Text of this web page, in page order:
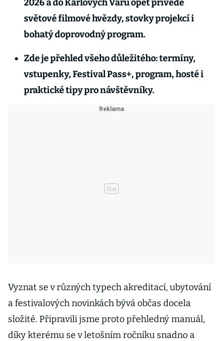
2026 a do Karlových Varů opět přivede
světové filmové hvězdy, stovky projekcí i
bohatý doprovodný program.
Zde je přehled všeho důležitého: termíny,
vstupenky, Festival Pass+, program, hosté i
praktické tipy pro návštěvníky.
Vyznat se v různých typech akreditací, ubytování
a festivalových novinkách bývá občas docela
složité. Připravili jsme proto přehledný manuál,
díky kterému se v letošním ročníku snadno a